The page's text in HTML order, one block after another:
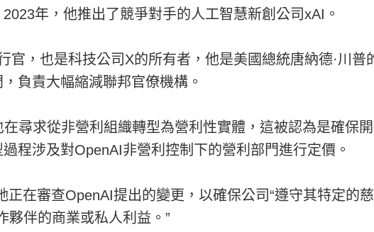
年，他推出了競爭對手的人工智慧新創公司xAI。
官，也是科技公司X的所有者，他是美國總統唐納德·川普
負責大幅縮減聯邦官僚機構。
尋求從非營利組織轉型為營利性實體，這被認為是確保
程涉及對OpenAI非營利控制下的營利部門進行定價。
正在審查OpenAI提出的變更，以確保公司“遵守其特定的
夥伴的商業或私人利益。”